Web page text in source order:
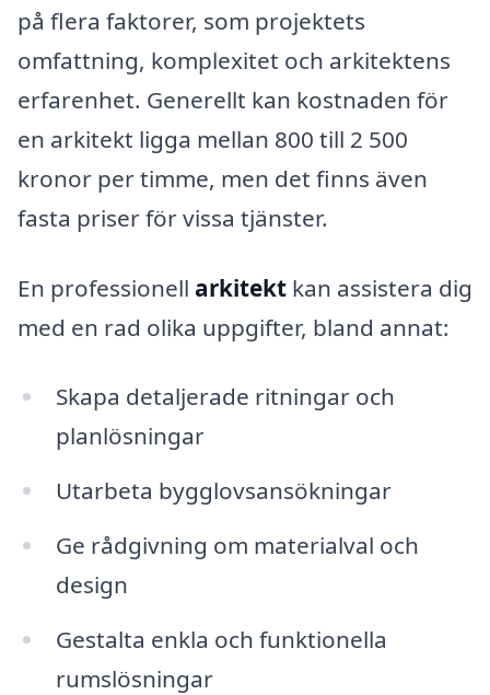
på flera faktorer, som projektets
omfattning, komplexitet och arkitektens
erfarenhet. Generellt kan kostnaden för
en arkitekt ligga mellan 800 till 2 500
kronor per timme, men det finns även
fasta priser för vissa tjänster.
En professionell arkitekt kan assistera dig
med en rad olika uppgifter, bland annat:
Skapa detaljerade ritningar och
planlösningar
Utarbeta bygglovsansökningar
Ge rådgivning om materialval och
design
Gestalta enkla och funktionella
rumslösningar